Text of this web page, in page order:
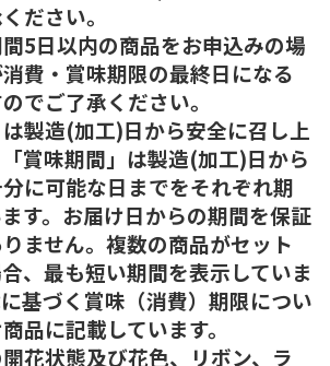
ださい。
5日以内の商品をお申込みの場
費・賞味期限の最終日になる
でご了承ください。
製造(加工)日から安全に召し上
賞味期間」は製造(加工)日から
に可能な日までをそれぞれ期
す。お届け日からの期間を保証
ません。複数の商品がセット
、最も短い期間を表示していま
基づく賞味（消費）期限につい
品に記載しています。
花状態及び花色、リボン、ラ